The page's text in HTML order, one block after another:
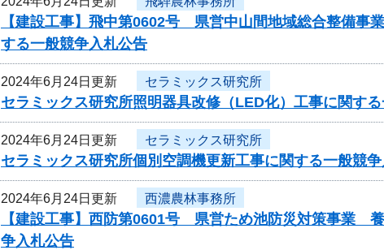
【建設工事】飛中第0602号 県営中山間地域総合整備
する一般競争入札公告
2024年6月24日更新 セラミックス研究所
セラミックス研究所照明器具改修（LED化）工事に関す
2024年6月24日更新 セラミックス研究所
セラミックス研究所個別空調機更新工事に関する一般競
2024年6月24日更新 西濃農林事務所
【建設工事】西防第0601号 県営ため池防災対策事業
争入札公告